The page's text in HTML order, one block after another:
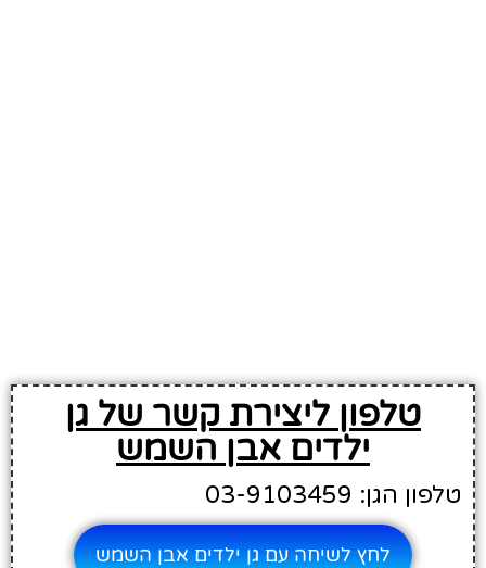
טלפון ליצירת קשר של גן
ילדים אבן השמש
טלפון הגן: 03-9103459
לחץ לשיחה עם גן ילדים אבן השמש